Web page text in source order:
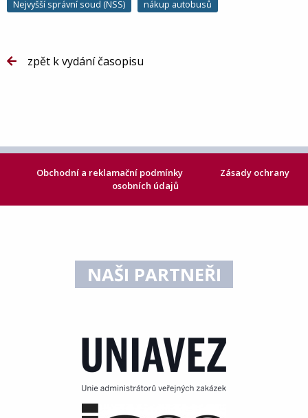
Nejvyšší správní soud (NSS)
nákup autobusů
zpět k vydání časopisu
Obchodní a reklamační podmínky
Zásady ochrany
osobních údajů
NAŠI PARTNEŘI